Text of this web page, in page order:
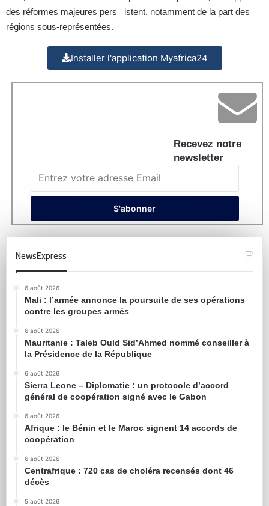
des réformes majeures pers istent, notamment de la part des
régions sous-représentées.
Installer l'application Myafrica24
Recevez notre
newsletter
NewsExpress
6 août 2026
Mali : l’armée annonce la poursuite de ses opérations
contre les groupes armés
6 août 2026
Mauritanie : Taleb Ould Sid’Ahmed nommé conseiller à
la Présidence de la République
6 août 2026
Sierra Leone – Diplomatie : un protocole d’accord
général de coopération signé avec le Gabon
6 août 2026
Afrique : le Bénin et le Maroc signent 14 accords de
coopération
6 août 2026
Centrafrique : 720 cas de choléra recensés dont 46
décès
5 août 2026